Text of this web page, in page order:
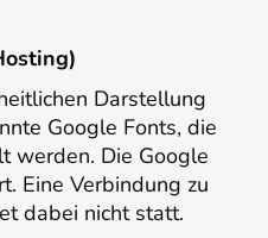
Darstellung
Google Fonts, die
werden. Die Google
Eine Verbindung zu
dabei nicht statt.